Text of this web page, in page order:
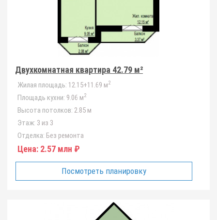
Двухкомнатная квартира 42.79 м²
Жилая площадь: 12.15+11.69 м2
Площадь кухни: 9.06 м2
Высота потолков: 2.85 м
Этаж: 3 из 3
Отделка: Без ремонта
Цена: 2.57 млн ₽
Посмотреть планировку